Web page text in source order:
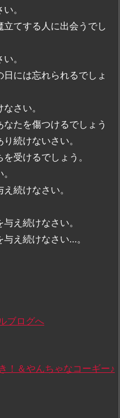
。
てする人に出会うでし
。
には忘れられるでしょ
さい。
たを傷つけるでしょう
続けないさい。
受けるでしょう。
続けなさい。
え続けなさい。
え続けなさい…。
！＆やんちゃなコーギー♪